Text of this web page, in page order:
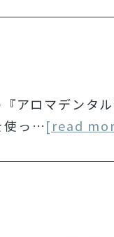
アロマデンタ
使っ…[read